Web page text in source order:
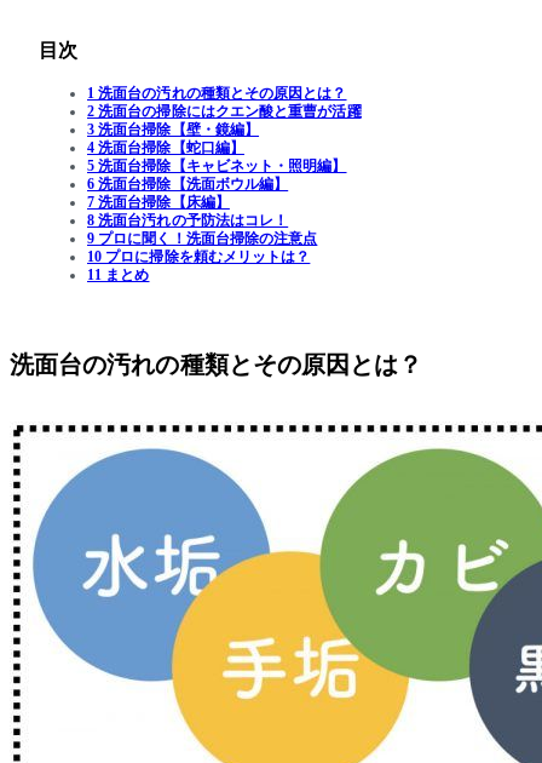
目次
1 洗面台の汚れの種類とその原因とは？
2 洗面台の掃除にはクエン酸と重曹が活躍
3 洗面台掃除【壁・鏡編】
4 洗面台掃除【蛇口編】
5 洗面台掃除【キャビネット・照明編】
6 洗面台掃除【洗面ボウル編】
7 洗面台掃除【床編】
8 洗面台汚れの予防法はコレ！
9 プロに聞く！洗面台掃除の注意点
10 プロに掃除を頼むメリットは？
11 まとめ
洗面台の汚れの種類とその原因とは？